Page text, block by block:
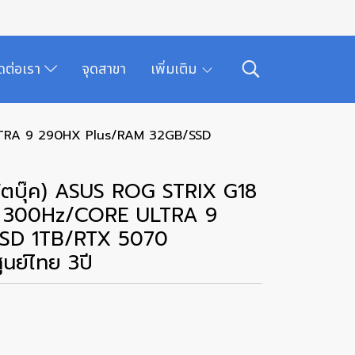
อเรา จุดสาขา เพิ่มเติม
9 290HX Plus/RAM 32GB/SSD
ค) ASUS ROG STRIX G18
CORE ULTRA 9
1TB/RTX 5070
ย์ไทย 3ปี